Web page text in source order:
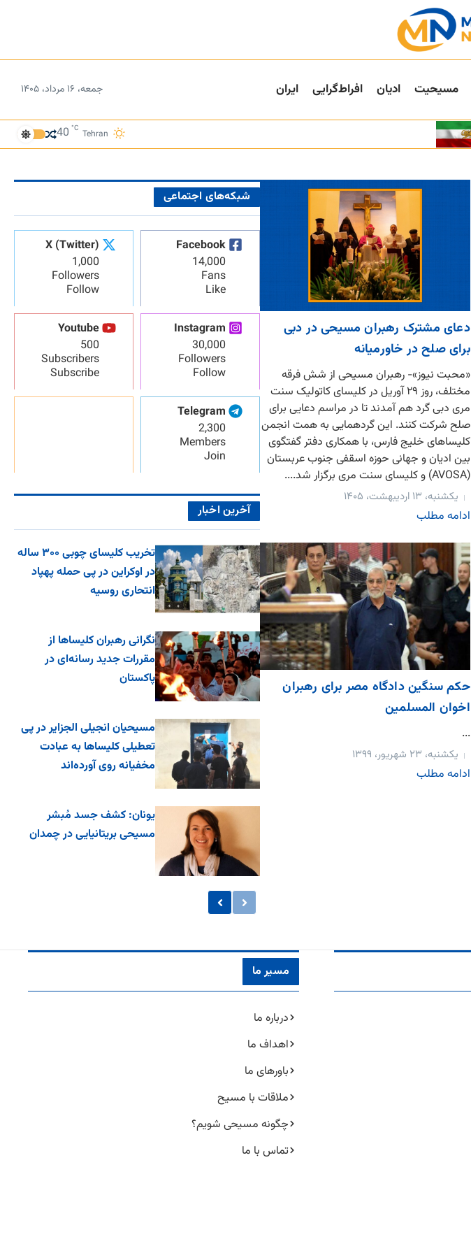
مسیحیت ادیان افراط‌گرایی ایران جمعه، ۱۶ مرداد، ۱۴۰۵
Tehran
40 °C
دعای مشترک رهبران مسیحی در دبی
برای صلح در خاورمیانه
«محبت نیوز»- رهبران مسیحی از شش فرقه
مختلف، روز ۲۹ آوریل در کلیسای کاتولیک سنت
مری دبی گرد هم آمدند تا در مراسم دعایی برای
صلح شرکت کنند. این گردهمایی به همت انجمن
کلیساهای خلیج فارس، با همکاری دفتر گفتگوی
بین ادیان و جهانی حوزه اسقفی جنوب عربستان
(AVOSA) و کلیسای سنت مری برگزار شد....
یکشنبه، ۱۳ اردیبهشت، ۱۴۰۵
ادامه مطلب
حکم سنگین دادگاه مصر برای رهبران
اخوان المسلمین
...
یکشنبه، ۲۳ شهریور، ۱۳۹۹
ادامه مطلب
شبکه‌های اجتماعی
Facebook
14,000
Fans
Like
X (Twitter)
1,000
Followers
Follow
Instagram
30,000
Followers
Follow
Youtube
500
Subscribers
Subscribe
Telegram
2,300
Members
Join
آخرین اخبار
تخریب کلیسای چوبی ۳۰۰ ساله
در اوکراین در پی حمله پهپاد
انتحاری روسیه
نگرانی رهبران کلیساها از
مقررات جدید رسانه‌ای در
پاکستان
مسیحیان انجیلی الجزایر در پی
تعطیلی کلیساها به عبادت
مخفیانه روی آورده‌اند
یونان: کشف جسد مُبشر
مسیحی بریتانیایی در چمدان
مسیر ما
درباره ما
اهداف ما
باورهای ما
ملاقات با مسیح
چگونه مسیحی شویم؟
تماس با ما